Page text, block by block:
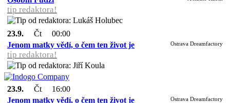
tip redaktora!
23.9. Čt
00:00
Jenom matky vědí, o čem ten život je
tip redaktora!
Ostrava Dreamfactory
23.9. Čt
16:00
Jenom matky vědí, o čem ten život je
Ostrava Dreamfactory